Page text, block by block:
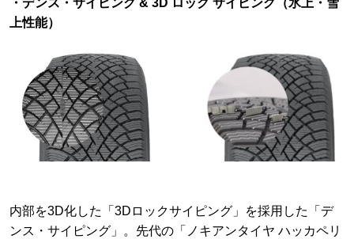
・デンス・サイピング & 3D ロック サイピング（氷上・雪
上性能）
内部を3D化した「3Dロックサイピング」を採用した「デ
ンス・サイピング」。先代の「ノキアンタイヤ ハッカペリ